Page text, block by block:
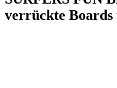
verrückte Boards